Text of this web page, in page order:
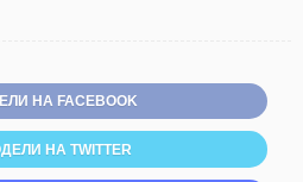
НА FACEBOOK
НА TWITTER